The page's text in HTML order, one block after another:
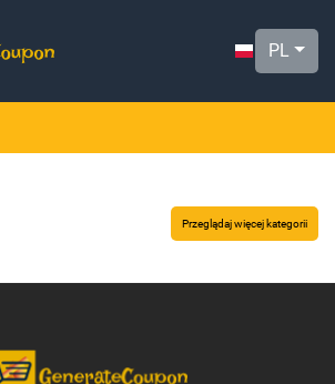
PL
Przeglądaj więcej kategorii